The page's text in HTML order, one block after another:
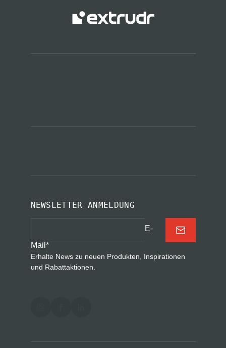
NEWSLETTER ANMELDUNG
E-
Mail *
Erhalte News zu neuen Produkten, Inspirationen
und Rabattaktionen.